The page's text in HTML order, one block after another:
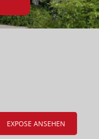
EXPOSE ANSEHEN